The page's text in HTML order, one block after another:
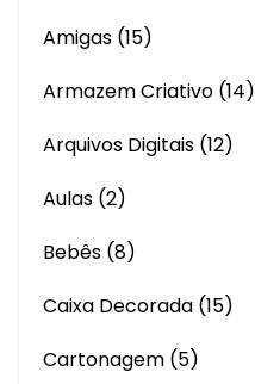
Amigas (15)
Armazem Criativo (14)
Arquivos Digitais (12)
Aulas (2)
Bebês (8)
Caixa Decorada (15)
Cartonagem (5)